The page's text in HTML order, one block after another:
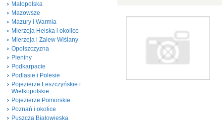
Małopolska
Mazowsze
Mazury i Warmia
Mierzeja Helska i okolice
Mierzeja i Zalew Wiślany
Opolszczyzna
Pieniny
Podkarpacie
Podlasie i Polesie
Pojezierze Leszczyńskie i
Wielkopolskie
Pojezierze Pomorskie
Poznań i okolice
Puszcza Białowieska